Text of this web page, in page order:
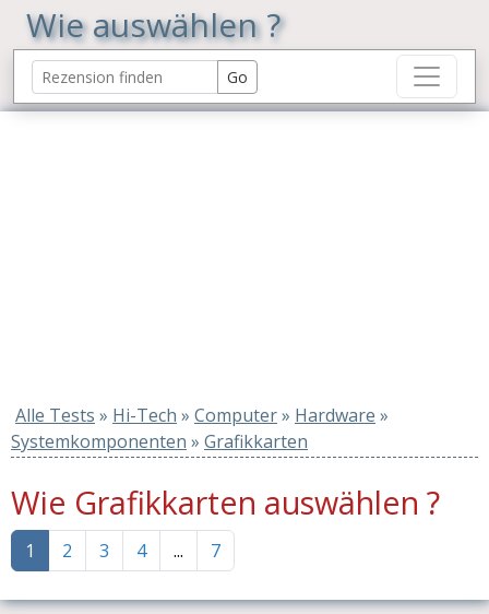
Wie auswählen ?
Alle Tests » Hi-Tech » Computer» Hardware »
Systemkomponenten » Grafikkarten
Wie Grafikkarten auswählen ?
1 2 3 4 ... 7